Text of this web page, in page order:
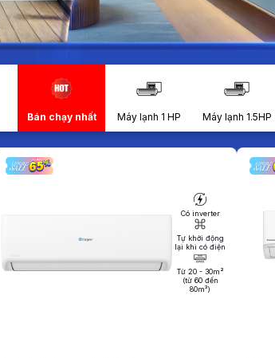
Bán chạy nhất Máy lạnh 1 HP Máy lạnh 1.5HP
Có inverter
Tự khởi động
lại khi có điện
Từ 20 - 30m²
(từ 60 đến
80m³)